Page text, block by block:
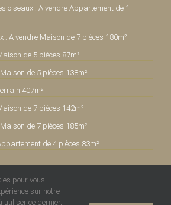
oiseaux : A vendre Appartement de 1
: A vendre Maison de 7 pièces 180m²
de 5 pièces 87m²
de 5 pièces 138m²
407m²
de 7 pièces 142m²
de 7 pièces 185m²
de 4 pièces 83m²
pour vous
sur notre
utiliser ce dernier,